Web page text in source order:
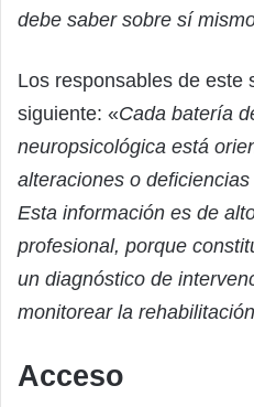
debe saber sobre sí
Los responsables de este
siguiente: «Cada batería
neuropsicológica está
alteraciones o
Esta información es de
profesional, porque
un diagnóstico de
monitorear la
Acceso